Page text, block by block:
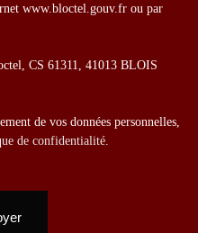
www.bloctel.gouv.fr ou par
CS 61311, 41013 BLOIS
de vos données personnelles,
de confidentialité